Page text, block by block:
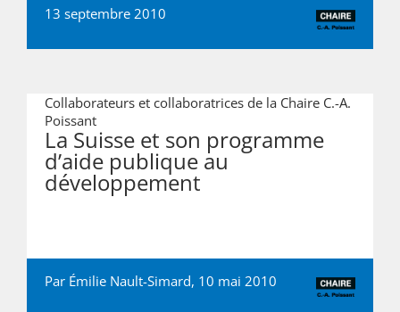
13 septembre 2010
Collaborateurs et collaboratrices de la Chaire C.-A.
Poissant
La Suisse et son programme
d’aide publique au
développement
Par Émilie Nault-Simard, 10 mai 2010